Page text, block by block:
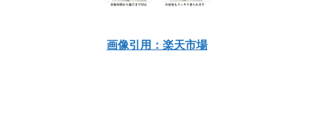
画像引用：楽天市場